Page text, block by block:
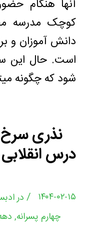
آنها هنگام
کوچک مدرسه
دانش آموزان و
است. حال این
شود که چگونه
نذری
درس
۱۴۰۴-۰۲-۱۵ / در
چهارم پسرانه,